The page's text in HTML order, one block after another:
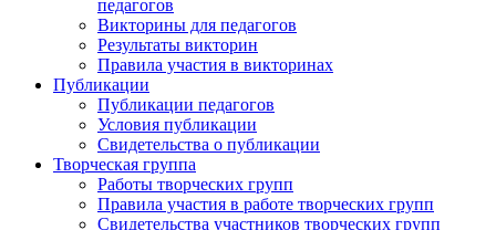
педагогов
Викторины для педагогов
Результаты викторин
Правила участия в викторинах
Публикации
Публикации педагогов
Условия публикации
Свидетельства о публикации
Творческая группа
Работы творческих групп
Правила участия в работе творческих групп
Свидетельства участников творческих групп